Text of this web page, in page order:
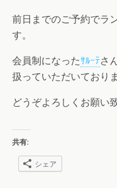
前日までのご予約でラ
す。
会員制になったｻﾙｰﾃさ
扱っていただいておりま
どうぞよろしくお願い
共有:
シェア